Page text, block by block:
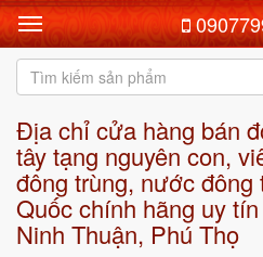
Địa chỉ cửa hàng bán
tây tạng nguyên con,
đông trùng, nước đông
Quốc chính hãng uy
Ninh Thuận, Phú Thọ